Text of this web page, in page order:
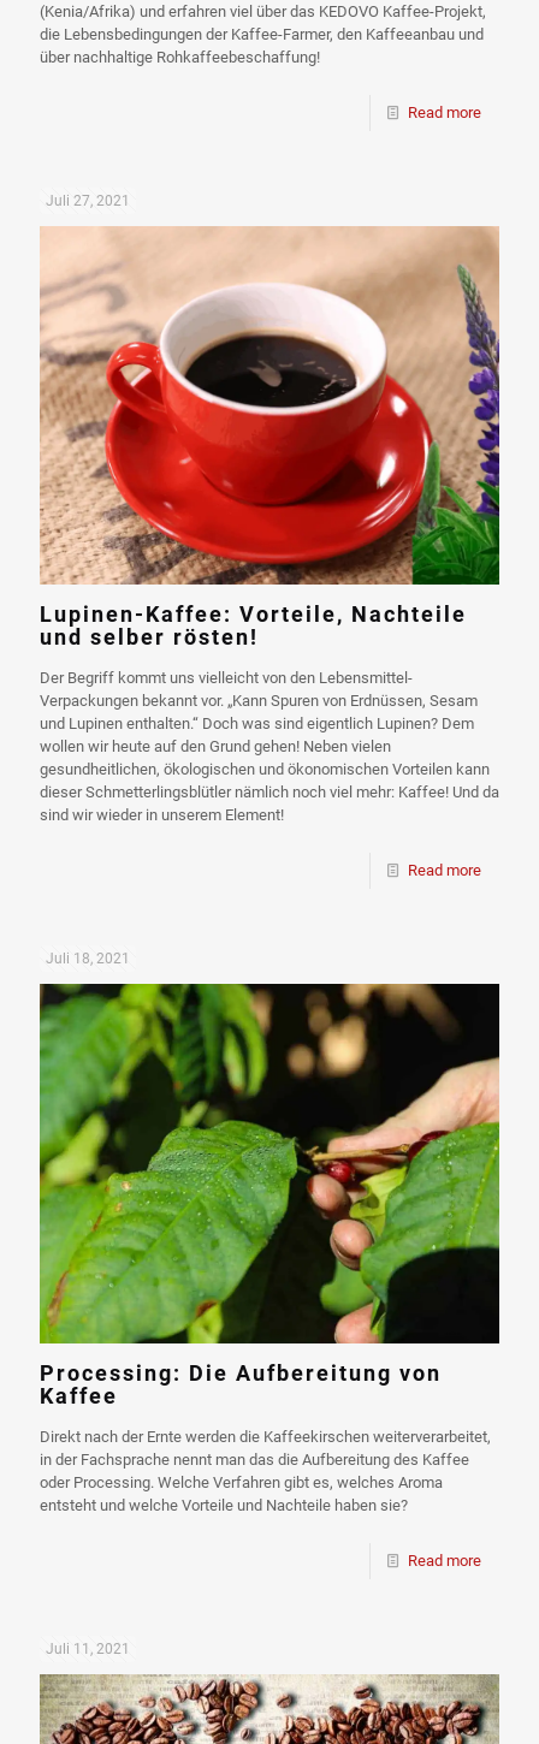
(Kenia/Afrika) und erfahren viel über das KEDOVO Kaffee-Projekt,
die Lebensbedingungen der Kaffee-Farmer, den Kaffeeanbau und
über nachhaltige Rohkaffeebeschaffung!
Read more
Juli 27, 2021
Lupinen-Kaffee: Vorteile, Nachteile
und selber rösten!
Der Begriff kommt uns vielleicht von den Lebensmittel-
Verpackungen bekannt vor. „Kann Spuren von Erdnüssen, Sesam
und Lupinen enthalten.“ Doch was sind eigentlich Lupinen? Dem
wollen wir heute auf den Grund gehen! Neben vielen
gesundheitlichen, ökologischen und ökonomischen Vorteilen kann
dieser Schmetterlingsblütler nämlich noch viel mehr: Kaffee! Und da
sind wir wieder in unserem Element!
Read more
Juli 18, 2021
Processing: Die Aufbereitung von
Kaffee
Direkt nach der Ernte werden die Kaffeekirschen weiterverarbeitet,
in der Fachsprache nennt man das die Aufbereitung des Kaffee
oder Processing. Welche Verfahren gibt es, welches Aroma
entsteht und welche Vorteile und Nachteile haben sie?
Read more
Juli 11, 2021